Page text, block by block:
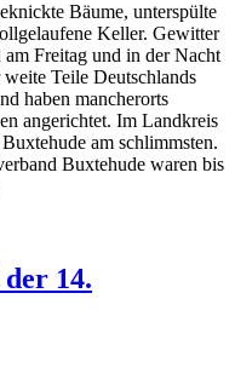
Bäume, unterspülte
Keller. Gewitter
Freitag und in der Nacht
weite Teile Deutschlands
haben mancherorts
angerichtet. Im Landkreis
am schlimmsten.
Buxtehude waren bis
14.